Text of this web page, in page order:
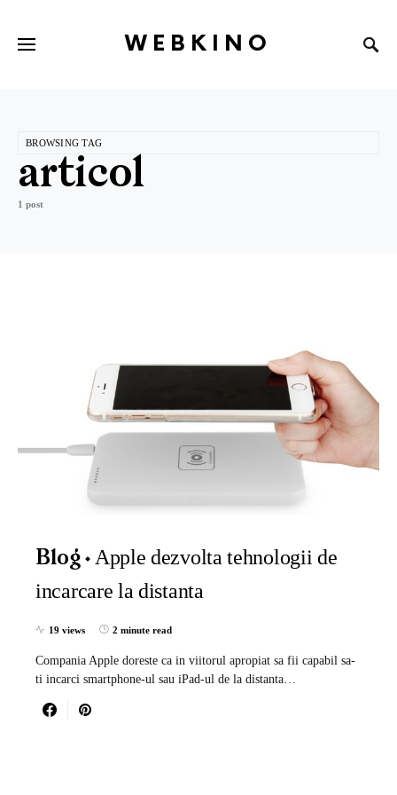
WEBKINO
BROWSING TAG
articol
1 post
Blog
Apple dezvolta tehnologii de
incarcare la distanta
19 views 2 minute read
Compania Apple doreste ca in viitorul apropiat sa fii capabil sa-
ti incarci smartphone-ul sau iPad-ul de la distanta…